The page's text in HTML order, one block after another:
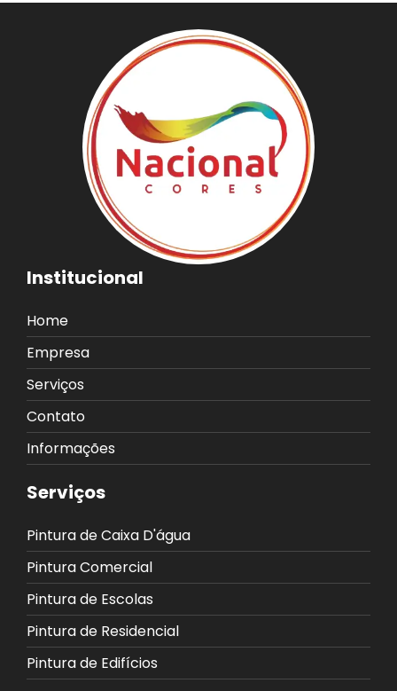
Institucional
Home
Empresa
Serviços
Contato
Informações
Serviços
Pintura de Caixa D'água
Pintura Comercial
Pintura de Escolas
Pintura de Residencial
Pintura de Edifícios